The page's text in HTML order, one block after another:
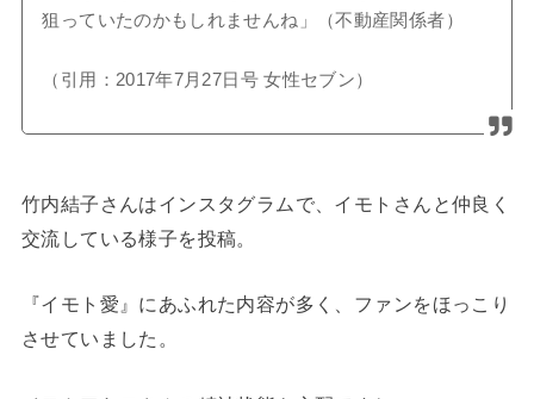
狙っていたのかもしれませんね」（不動産関係者）
（引用：2017年7月27日号 女性セブン）
竹内結子さんはインスタグラムで、イモトさんと仲良く
交流している様子を投稿。
『イモト愛』にあふれた内容が多く、ファンをほっこり
させていました。